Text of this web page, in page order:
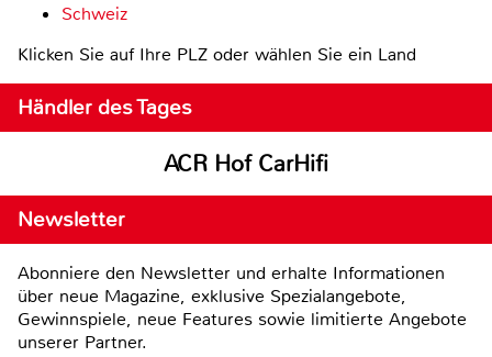
Schweiz
Klicken Sie auf Ihre PLZ oder wählen Sie ein Land
Händler des Tages
ACR Hof CarHifi
Newsletter
Abonniere den Newsletter und erhalte Informationen
über neue Magazine, exklusive Spezialangebote,
Gewinnspiele, neue Features sowie limitierte Angebote
unserer Partner.